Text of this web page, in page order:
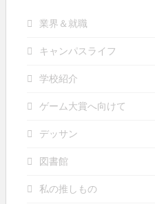
業界＆就職
キャンパスライフ
学校紹介
ゲーム大賞へ向けて
デッサン
図書館
私の推しもの